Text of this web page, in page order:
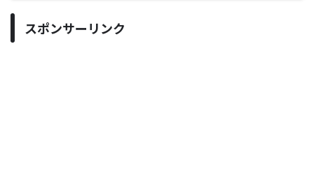
スポンサーリンク